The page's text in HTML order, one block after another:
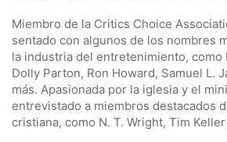
Miembro de la Critics Choice
sentado con algunos de los nombres
la industria del entretenimiento, como
Dolly Parton, Ron Howard, Samuel L.
más. Apasionada por la iglesia y el
entrevistado a miembros destacados
cristiana, como N. T. Wright, Tim